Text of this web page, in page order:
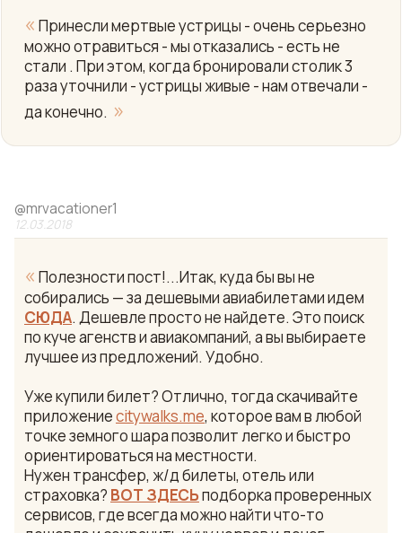
« Принесли мертвые устрицы - очень серьезно
можно отравиться - мы отказались - есть не
стали . При этом, когда бронировали столик 3
раза уточнили - устрицы живые - нам отвечали -
да конечно. »
@mrvacationer1
12.03.2018
« Полезности пост!...Итак, куда бы вы не
собирались — за дешевыми авиабилетами идем
СЮДА. Дешевле просто не найдете. Это поиск
по куче агенств и авиакомпаний, а вы выбираете
лучшее из предложений. Удобно.
Уже купили билет? Отлично, тогда скачивайте
приложениеcitywalks.me, которое вам в любой
точке земного шара позволит легко и быстро
ориентироваться на местности.
Нужен трансфер, ж/д билеты, отель или
страховка? ВОТ ЗДЕСЬподборка проверенных
сервисов, где всегда можно найти что-то